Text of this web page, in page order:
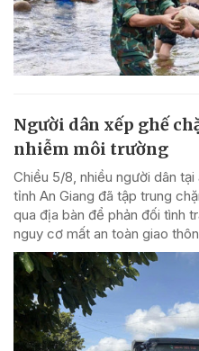
Người dân xếp ghế
nhiễm môi trường
Chiều 5/8, nhiều người dân
tỉnh An Giang đã tập trung
qua địa bàn để phản đối tình
nguy cơ mất an toàn giao